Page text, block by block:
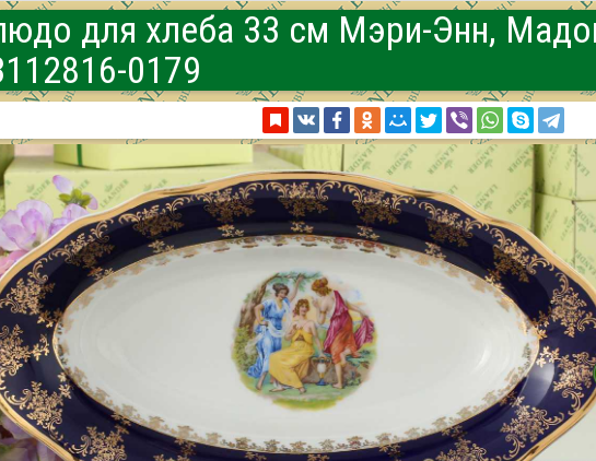
для хлеба 33 см Мэри-Энн,
0179